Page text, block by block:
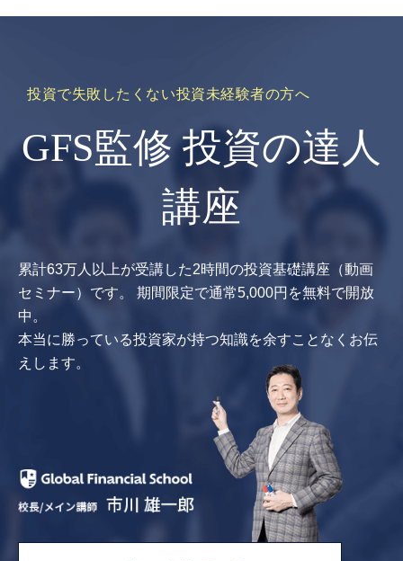
投資で失敗したくない投資未経験者の方へ
GFS監修 投資の達人
講座
累計63万人以上が受講した2時間の投資基礎講座（動画
セミナー）です。
期間限定で通常5,000円を無料で開放
中。
本当に勝っている投資家が持つ知識を余すことなくお伝
えします。